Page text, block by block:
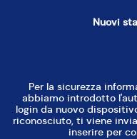
Nuovi
Per la sicurezza
abbiamo introdotto
login da nuovo
riconosciuto, ti viene
inserire per